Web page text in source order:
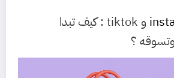
و tiktok : كيف تبدا
؟